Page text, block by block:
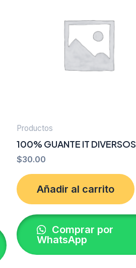
Productos
100% GUANTE IT DIVERSOS
$30.00
Añadir al carrito
Comprar por
WhatsApp